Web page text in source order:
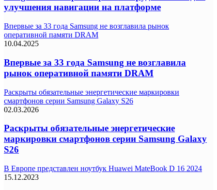
улучшения навигации на платформе
Впервые за 33 года Samsung не возглавила рынок
оперативной памяти DRAM
10.04.2025
Впервые за 33 года Samsung не возглавила
рынок оперативной памяти DRAM
Раскрыты обязательные энергетические маркировки
смартфонов серии Samsung Galaxy S26
02.03.2026
Раскрыты обязательные энергетические
маркировки смартфонов серии Samsung Galaxy
S26
В Европе представлен ноутбук Huawei MateBook D 16 2024
15.12.2023